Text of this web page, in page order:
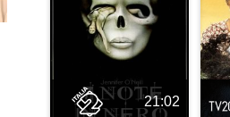
21:02